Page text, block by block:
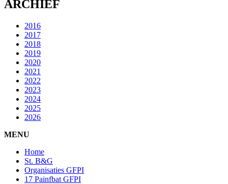
ARCHIEF
2016
2017
2018
2019
2020
2021
2022
2023
2024
2025
2026
MENU
Home
St. B&G
Organisaties GFPI
17 Painfbat GFPI